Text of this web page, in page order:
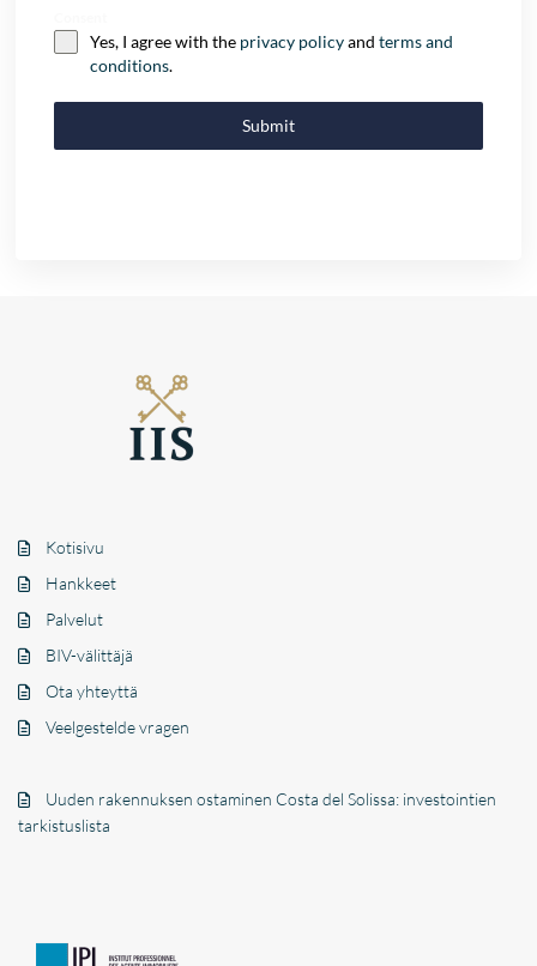
Yes, I agree with the privacy policyandterms and
conditions.
Submit
Kotisivu
Hankkeet
Palvelut
BIV-välittäjä
Ota yhteyttä
Veelgestelde vragen
Uuden rakennuksen ostaminen Costa del Solissa: investointien
tarkistuslista